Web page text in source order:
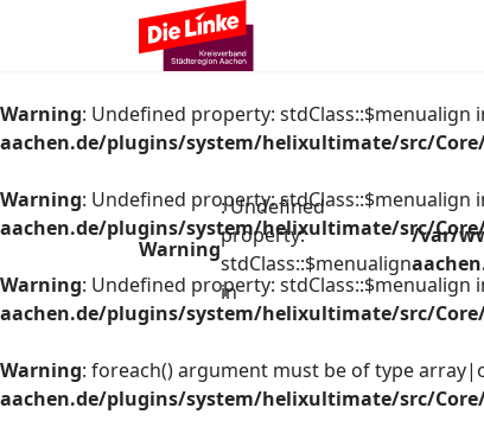
Warning
: Undefined
property:
stdClass::$menualign
in
/var/
Warning: Undefined property: stdClass::$menualign
aachen.de/plugins/system/helixultimate/src/
Warning: Undefined property: stdClass::$menualign
aachen.de/plugins/system/helixultimate/src/
Warning: Undefined property: stdClass::$menualign
aachen.de/plugins/system/helixultimate/src/
Warning: foreach() argument must be of type
aachen.de/plugins/system/helixultimate/src/